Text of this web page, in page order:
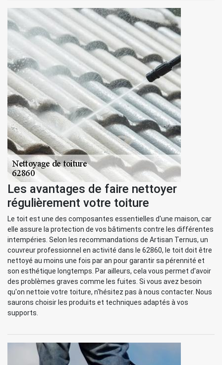
Les avantages de faire nettoyer
régulièrement votre toiture
Le toit est une des composantes essentielles d'une maison, car
elle assure la protection de vos bâtiments contre les différentes
intempéries. Selon les recommandations de Artisan Ternus, un
couvreur professionnel en activité dans le 62860, le toit doit être
nettoyé au moins une fois par an pour garantir sa pérennité et
son esthétique longtemps. Par ailleurs, cela vous permet d'avoir
des problèmes graves comme les fuites. Si vous avez besoin
qu'on nettoie votre toiture, n'hésitez pas à nous contacter. Nous
saurons choisir les produits et techniques adaptés à vos
supports.